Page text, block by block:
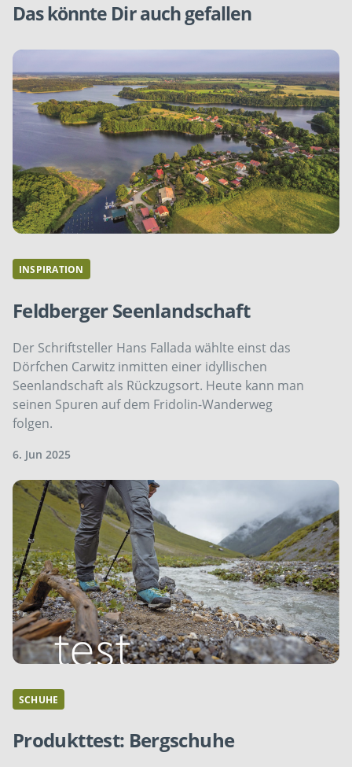
Das könnte Dir auch gefallen
INSPIRATION
Feldberger Seenlandschaft
Der Schriftsteller Hans Fallada wählte einst das
Dörfchen Carwitz inmitten einer idyllischen
Seenlandschaft als Rückzugsort. Heute kann man
seinen Spuren auf dem Fridolin-Wanderweg
folgen.
6. Jun 2025
SCHUHE
Produkttest: Bergschuhe